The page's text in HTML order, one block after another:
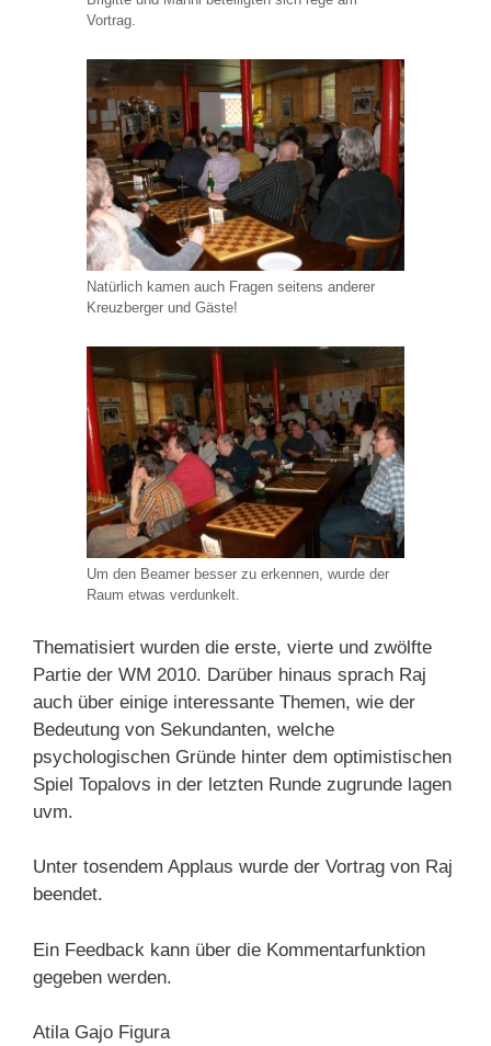
Vortrag.
Natürlich kamen auch Fragen seitens anderer
Kreuzberger und Gäste!
Um den Beamer besser zu erkennen, wurde der
Raum etwas verdunkelt.
Thematisiert wurden die erste, vierte und zwölfte
Partie der WM 2010. Darüber hinaus sprach Raj
auch über einige interessante Themen, wie der
Bedeutung von Sekundanten, welche
psychologischen Gründe hinter dem optimistischen
Spiel Topalovs in der letzten Runde zugrunde lagen
uvm.
Unter tosendem Applaus wurde der Vortrag von Raj
beendet.
Ein Feedback kann über die Kommentarfunktion
gegeben werden.
Atila Gajo Figura